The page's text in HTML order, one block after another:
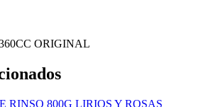
ORIGINAL